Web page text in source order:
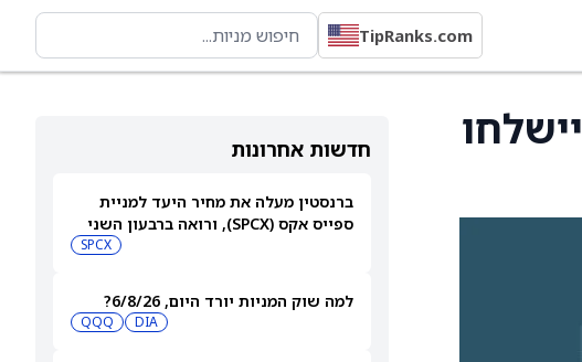
TipRanks.com
חדשות אחרונות
ברנסטין מעלה את מחיר היעד למניית
ספייס אקס (SPCX), ורואה ברבעון השני
SPCX
למה שוק המניות יורד היום, 6/8/26?
DIA
QQQ
מיקרוסופט: גרסאות אלפא של Project Helix יישלחו